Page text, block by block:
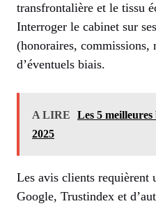
transfrontalière et le tissu
Interroger le cabinet sur
(honoraires, commissions,
d’éventuels biais.
A LIRE
Les 5
2025
Les avis clients requièrent
Google, Trustindex et